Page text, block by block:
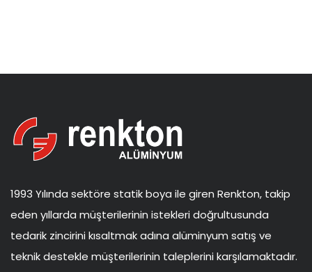
1993 Yılında sektöre statik boya ile giren Renkton, takip
eden yıllarda müşterilerinin istekleri doğrultusunda
tedarik zincirini kısaltmak adına alüminyum satış ve
teknik destekle müşterilerinin taleplerini karşılamaktadır.